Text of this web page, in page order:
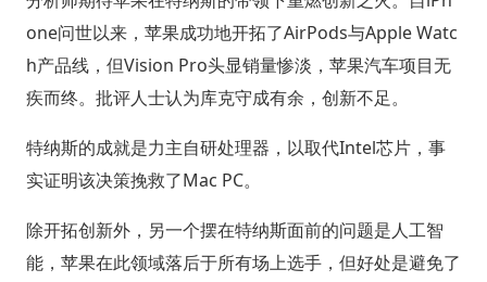
one问世以来，苹果成功地开拓了AirPods与Apple Watc
h产品线，但Vision Pro头显销量惨淡，苹果汽车项目无
疾而终。批评人士认为库克守成有余，创新不足。
特纳斯的成就是力主自研处理器，以取代Intel芯片，事
实证明该决策挽救了Mac PC。
除开拓创新外，另一个摆在特纳斯面前的问题是人工智
能，苹果在此领域落后于所有场上选手，但好处是避免了